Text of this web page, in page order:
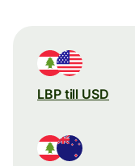
LBP till USD